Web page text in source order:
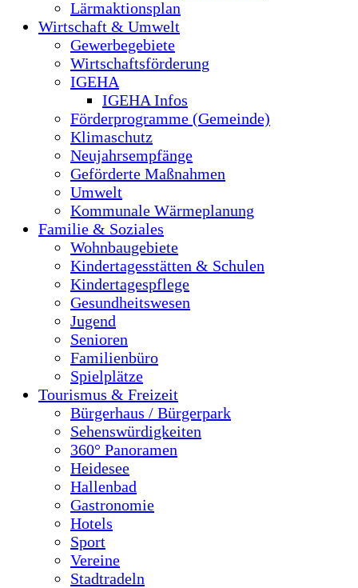
Lärmaktionsplan
Wirtschaft & Umwelt
Gewerbegebiete
Wirtschaftsförderung
IGEHA
IGEHA Infos
Förderprogramme (Gemeinde)
Klimaschutz
Neujahrsempfänge
Geförderte Maßnahmen
Umwelt
Kommunale Wärmeplanung
Familie & Soziales
Wohnbaugebiete
Kindertagesstätten & Schulen
Kindertagespflege
Gesundheitswesen
Jugend
Senioren
Familienbüro
Spielplätze
Tourismus & Freizeit
Bürgerhaus / Bürgerpark
Sehenswürdigkeiten
360° Panoramen
Heidesee
Hallenbad
Gastronomie
Hotels
Sport
Vereine
Stadtradeln